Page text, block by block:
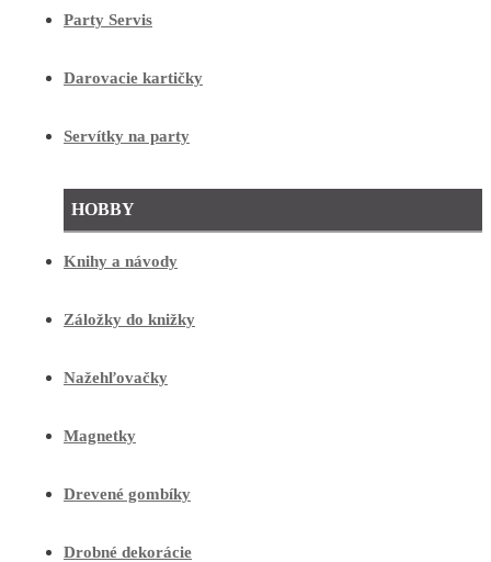
Party Servis
Darovacie kartičky
Servítky na party
HOBBY
Knihy a návody
Záložky do knižky
Nažehľovačky
Magnetky
Drevené gombíky
Drobné dekorácie